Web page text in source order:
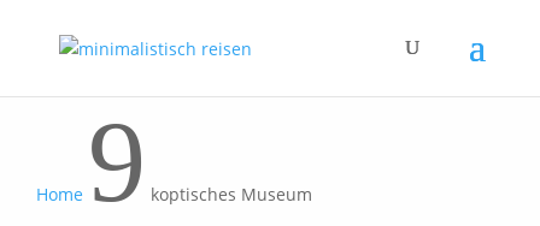
Home 9 koptisches Museum